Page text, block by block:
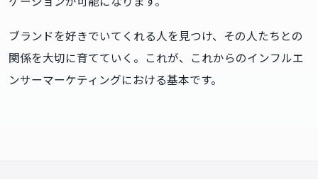
ブランドを好きでいてくれる人を見つけ、その人たちとの
関係を大切に育てていく。これが、これからのインフルエ
ンサーマーケティングにおける基本です。